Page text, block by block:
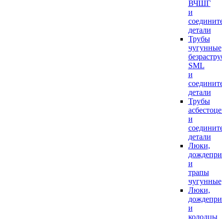
ВЧШГ
и
детали
Трубы
чугунные
SML
и
детали
Трубы
и
детали
Люки,
и
трапы
чугунные
Люки,
и
колодцы